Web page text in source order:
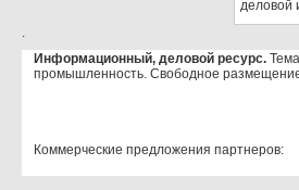
деловой
.
Информационный, деловой ресурс.
промышленность. Свободное
Коммерческие предложения партнеров: